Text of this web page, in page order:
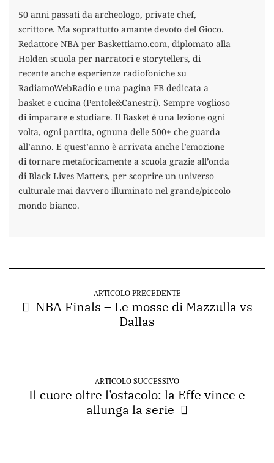
50 anni passati da archeologo, private chef,
scrittore. Ma soprattutto amante devoto del Gioco.
Redattore NBA per Baskettiamo.com, diplomato alla
Holden scuola per narratori e storytellers, di
recente anche esperienze radiofoniche su
RadiamoWebRadio e una pagina FB dedicata a
basket e cucina (Pentole&Canestri). Sempre voglioso
di imparare e studiare. Il Basket è una lezione ogni
volta, ogni partita, ognuna delle 500+ che guarda
all’anno. E quest’anno è arrivata anche l’emozione
di tornare metaforicamente a scuola grazie all’onda
di Black Lives Matters, per scoprire un universo
culturale mai davvero illuminato nel grande/piccolo
mondo bianco.
ARTICOLO PRECEDENTE
NBA Finals – Le mosse di Mazzulla vs
Dallas
ARTICOLO SUCCESSIVO
Il cuore oltre l’ostacolo: la Effe vince e
allunga la serie